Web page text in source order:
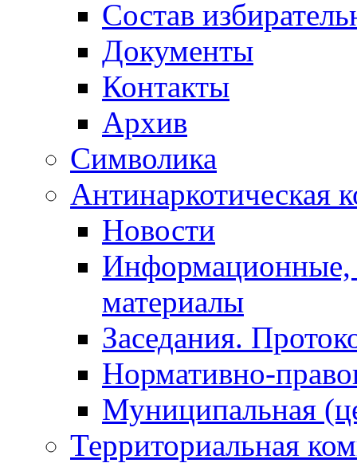
Состав
Документы
Контакты
Архив
Символика
Антинаркотическая
Новости
Информационные,
материалы
Заседания.
Нормативно-
Муниципальная
Территориальная